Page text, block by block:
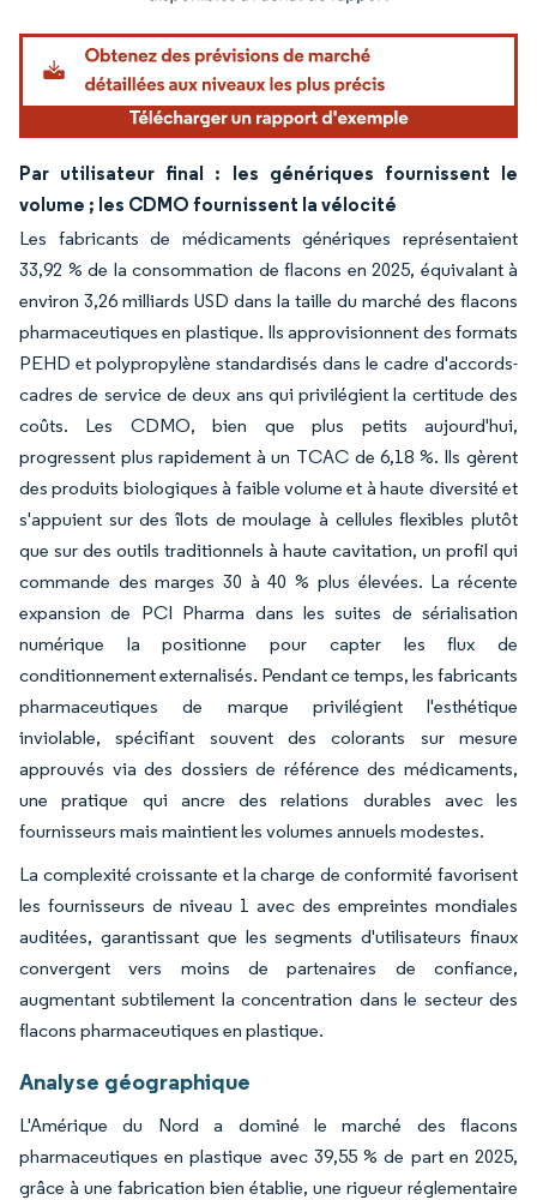
Par utilisateur final : les génériques fournissent le
volume ; les CDMO fournissent la vélocité
Les fabricants de médicaments génériques représentaient
33,92 % de la consommation de flacons en 2025, équivalant à
environ 3,26 milliards USD dans la taille du marché des flacons
pharmaceutiques en plastique. Ils approvisionnent des formats
PEHD et polypropylène standardisés dans le cadre d'accords-
cadres de service de deux ans qui privilégient la certitude des
coûts. Les CDMO, bien que plus petits aujourd'hui,
progressent plus rapidement à un TCAC de 6,18 %. Ils gèrent
des produits biologiques à faible volume et à haute diversité et
s'appuient sur des îlots de moulage à cellules flexibles plutôt
que sur des outils traditionnels à haute cavitation, un profil qui
commande des marges 30 à 40 % plus élevées. La récente
expansion de PCI Pharma dans les suites de sérialisation
numérique la positionne pour capter les flux de
conditionnement externalisés. Pendant ce temps, les fabricants
pharmaceutiques de marque privilégient l'esthétique
inviolable, spécifiant souvent des colorants sur mesure
approuvés via des dossiers de référence des médicaments,
une pratique qui ancre des relations durables avec les
fournisseurs mais maintient les volumes annuels modestes.
La complexité croissante et la charge de conformité favorisent
les fournisseurs de niveau 1 avec des empreintes mondiales
auditées, garantissant que les segments d'utilisateurs finaux
convergent vers moins de partenaires de confiance,
augmentant subtilement la concentration dans le secteur des
flacons pharmaceutiques en plastique.
Analyse géographique
L'Amérique du Nord a dominé le marché des flacons
pharmaceutiques en plastique avec 39,55 % de part en 2025,
grâce à une fabrication bien établie, une rigueur réglementaire